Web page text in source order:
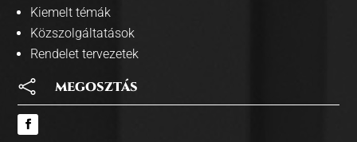
Kiemelt témák
Közszolgáltatások
Rendelet tervezetek
 megosztás